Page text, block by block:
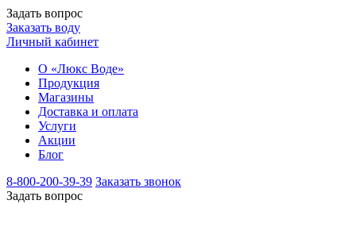
Задать вопрос
Заказать воду
Личный кабинет
О «Люкс Воде»
Продукция
Магазины
Доставка и оплата
Услуги
Акции
Блог
8-800-200-39-39 Заказать звонок
Задать вопрос